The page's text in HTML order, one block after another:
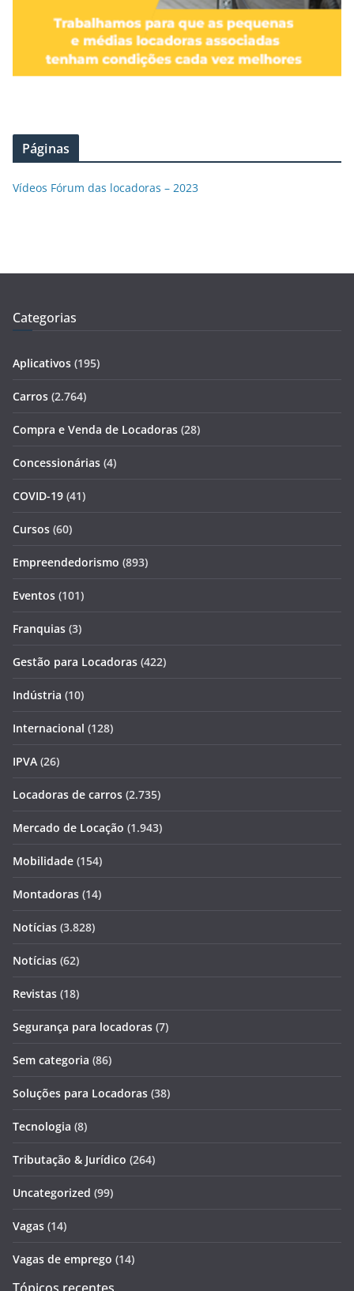
Páginas
Vídeos Fórum das locadoras – 2023
Categorias
Aplicativos (195)
Carros (2.764)
Compra e Venda de Locadoras (28)
Concessionárias (4)
COVID-19 (41)
Cursos (60)
Empreendedorismo (893)
Eventos (101)
Franquias (3)
Gestão para Locadoras (422)
Indústria (10)
Internacional (128)
IPVA (26)
Locadoras de carros (2.735)
Mercado de Locação (1.943)
Mobilidade (154)
Montadoras (14)
Notícias (3.828)
Notícias (62)
Revistas (18)
Segurança para locadoras (7)
Sem categoria (86)
Soluções para Locadoras (38)
Tecnologia (8)
Tributação & Jurídico (264)
Uncategorized (99)
Vagas (14)
Vagas de emprego (14)